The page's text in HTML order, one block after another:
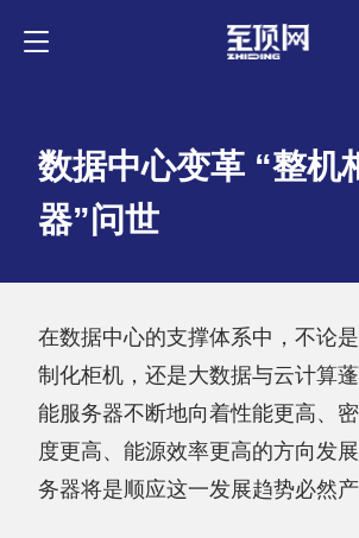
数据中心变革 “整机
器”问世
在数据中心的支撑体系中，不论
制化柜机，还是大数据与云计算
能服务器不断地向着性能更高、
度更高、能源效率更高的方向发
务器将是顺应这一发展趋势必然产